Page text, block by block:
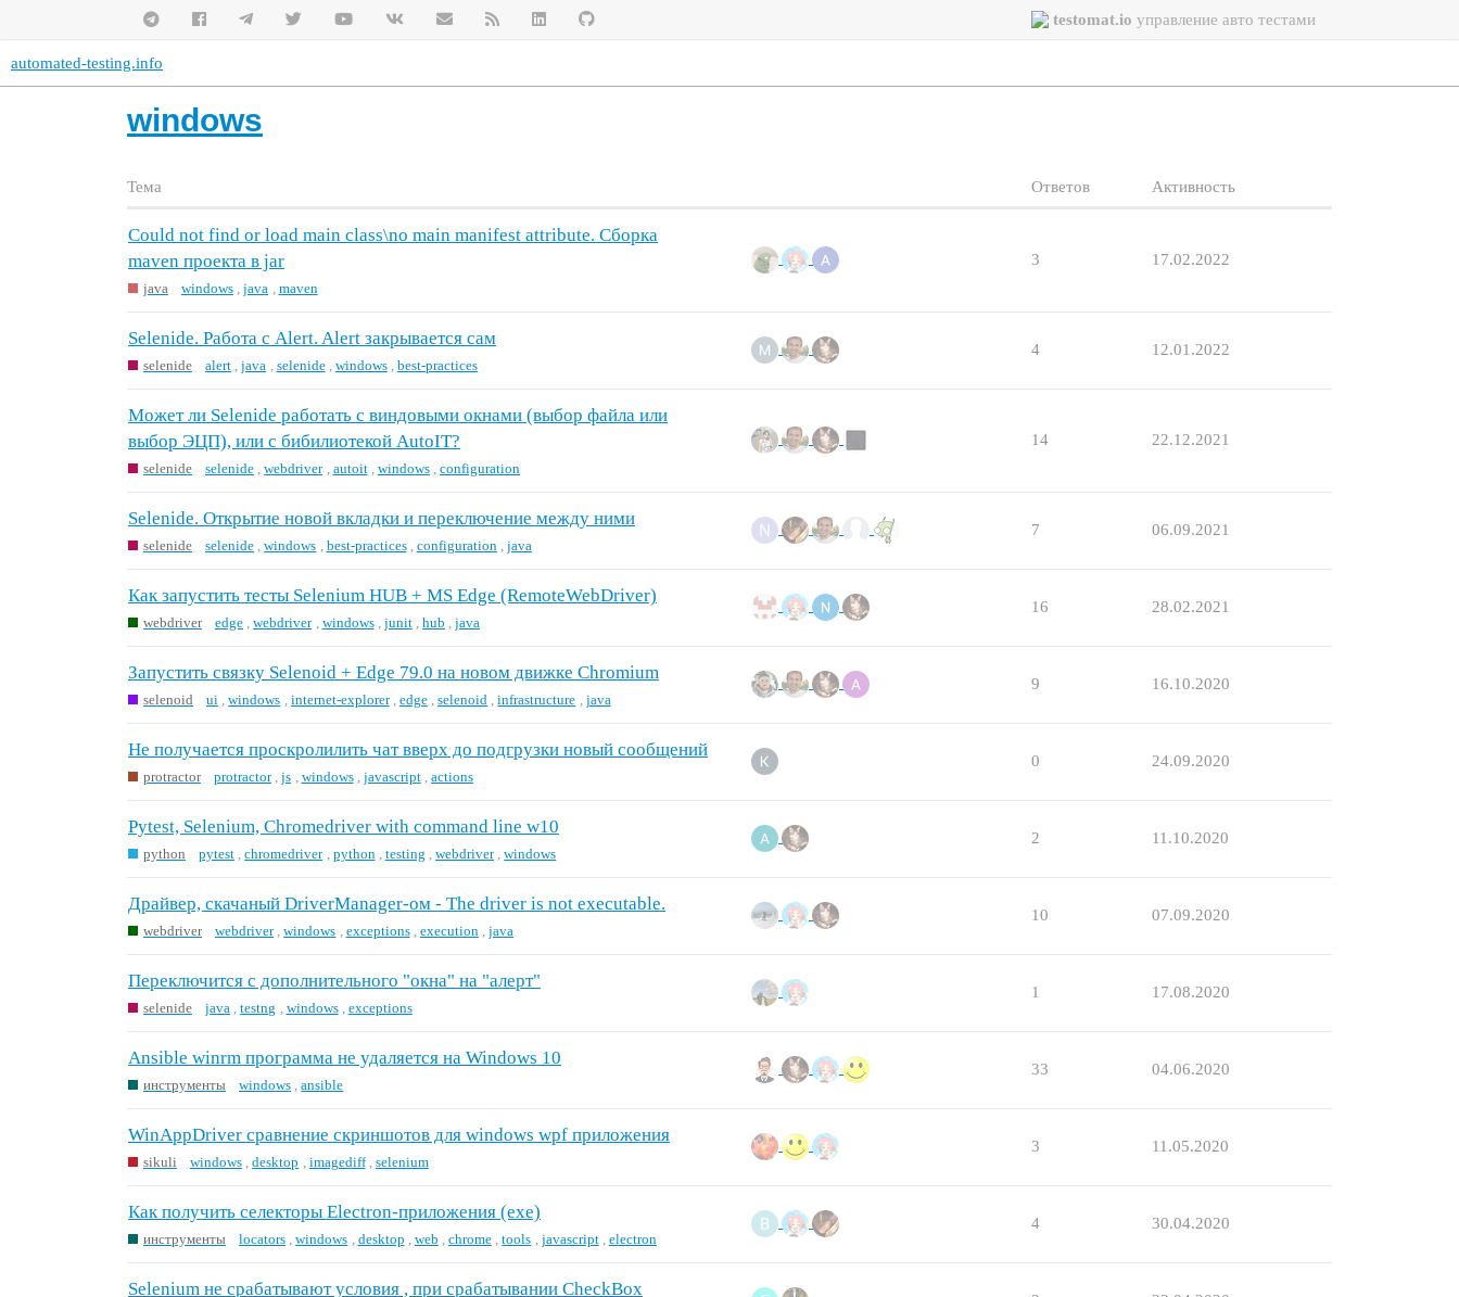
testomat.io управление авто тестами
automated-testing.info
windows
Тема Ответов Активность
Could not find or load main class\no main manifest attribute. Сборка
maven проекта в jar
java windows ,java maven
3 17.02.2022
Selenide. Работа с Alert. Alert закрывается сам
selenide alert ,java selenide windows ,best-practices
4 12.01.2022
Может ли Selenide работать с виндовыми окнами (выбор файла или
выбор ЭЦП), или с бибилиотекой AutoIT?
selenide selenide ,webdriver autoit windows ,configuration
14 22.12.2021
Selenide. Открытие новой вкладки и переключение между ними
selenide selenide ,windows best-practices configuration ,java
7 06.09.2021
Как запустить тесты Selenium HUB + MS Edge (RemoteWebDriver)
webdriver edge ,webdriver windows junit ,hub ,java
16 28.02.2021
Запустить связку Selenoid + Edge 79.0 на новом движке Chromium
selenoid ui ,windows internet-explorer edge ,selenoid ,infrastructure java
9 16.10.2020
Не получается проскролилить чат вверх до подгрузки новый сообщений
protractor protractor ,js windows javascript ,actions
0 24.09.2020
Pytest, Selenium, Chromedriver with command line w10
python pytest ,chromedriver python testing ,webdriver ,windows
2 11.10.2020
Драйвер, скачаный DriverManager-ом - The driver is not executable.
webdriver webdriver ,windows exceptions execution ,java
10 07.09.2020
Переключится с дополнительного "окна" на "алерт"
selenide java ,testng windows exceptions
1 17.08.2020
Ansible winrm программа не удаляется на Windows 10
инструменты windows ,ansible
33 04.06.2020
WinAppDriver сравнение скриншотов для windows wpf приложения
sikuli windows ,desktop imagediff selenium
3 11.05.2020
Как получить селекторы Electron-приложения (exe)
инструменты locators ,windows desktop web ,chrome ,tools javascript electron
4 30.04.2020
Selenium не срабатывают условия , при срабатывании CheckBox